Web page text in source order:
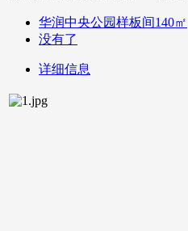
华润中央公园样板间140㎡
没有了
详细信息